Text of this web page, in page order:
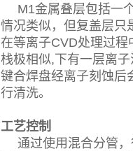
M1金属叠层包括一
情况类似，但复盖层只
在等离子CVD处理过
栈极相似,下有一层离
键合焊盘经离子刻蚀后
行清洗。
工艺控制
通过使用混合分管